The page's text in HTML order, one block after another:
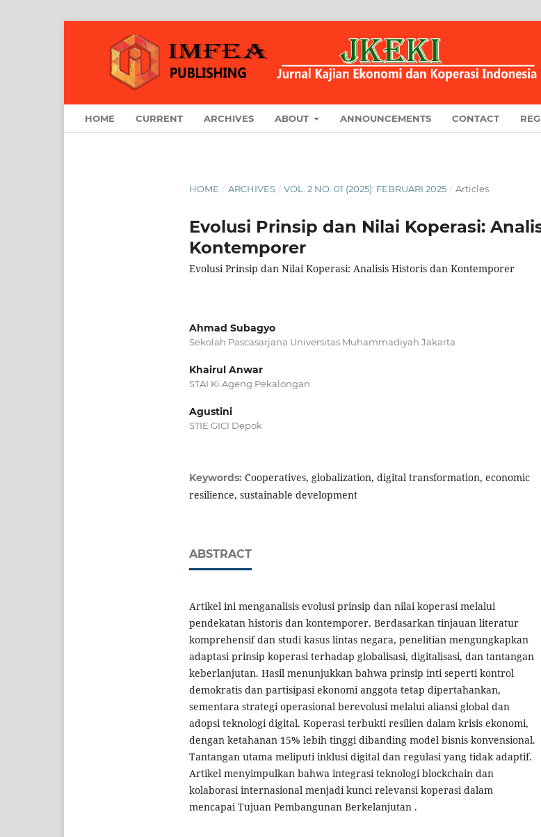
HOME CURRENT ARCHIVES ABOUT ANNOUNCEMENTS CONTACT
HOME / ARCHIVES / VOL. 2 NO. 01 (2025): FEBRUARI 2025 / Articles
Evolusi Prinsip dan Nilai Koperasi:
Kontemporer
Evolusi Prinsip dan Nilai Koperasi: Analisis Historis dan Kontemporer
Ahmad Subagyo
Sekolah Pascasarjana Universitas Muhammadiyah Jakarta
Khairul Anwar
STAI Ki Ageng Pekalongan
Agustini
STIE GICI Depok
Keywords: Cooperatives, globalization, digital transformation, economic
resilience, sustainable development
ABSTRACT
Artikel ini menganalisis evolusi prinsip dan nilai koperasi melalui
pendekatan historis dan kontemporer. Berdasarkan tinjauan literatur
komprehensif dan studi kasus lintas negara, penelitian mengungkapkan
adaptasi prinsip koperasi terhadap globalisasi, digitalisasi, dan tantangan
keberlanjutan. Hasil menunjukkan bahwa prinsip inti seperti kontrol
demokratis dan partisipasi ekonomi anggota tetap dipertahankan,
sementara strategi operasional berevolusi melalui aliansi global dan
adopsi teknologi digital. Koperasi terbukti resilien dalam krisis ekonomi,
dengan ketahanan 15% lebih tinggi dibanding model bisnis konvensional.
Tantangan utama meliputi inklusi digital dan regulasi yang tidak adaptif.
Artikel menyimpulkan bahwa integrasi teknologi blockchain dan
kolaborasi internasional menjadi kunci relevansi koperasi dalam
mencapai Tujuan Pembangunan Berkelanjutan .